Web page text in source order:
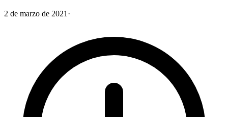
2 de marzo de 2021 ·